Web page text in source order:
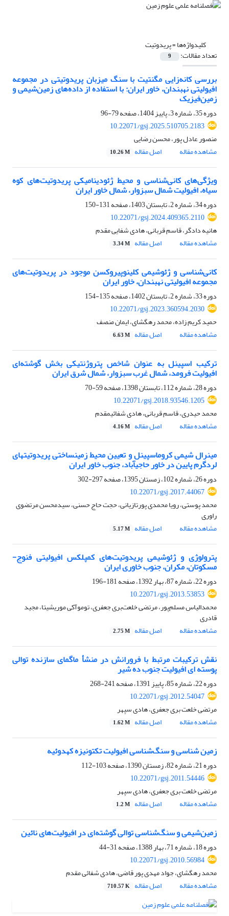
کلیدواژه‌ها =پریدوتیت
تعداد مقالات: 9
بررسی کانه‌زایی مگنتیت با سنگ میزبان پریدوتیتی در مجموعه
افیولیتی نهبندان، خاور ایران: با استفاده از داده‌های زمین‌شیمی و
زمین‌فیزیک
دوره 35، شماره 3، پاییز 1404، صفحه
79-96
10.22071/gsj.2025.510705.2183
منصور عادل پور، محسن رضایی
مشاهده مقاله
اصل مقاله 10.26 M
ویژگی‌های کانی‌شناسی و محیط ژئودینامیکی پریدوتیت‌های کوه
سیاه، افیولیت شمال سبزوار، شمال خاور ایران
دوره 34، شماره 2، تابستان 1403، صفحه
131-150
10.22071/gsj.2024.409365.2110
هانیه دادگر، قاسم قربانی، هادی شفایی مقدم
مشاهده مقاله
اصل مقاله 3.34 M
کانی‌شناسی و ژئوشیمی کلینوپیروکسن موجود در پریدوتیت‌های
مجموعه افیولیتی نهبندان، خاور ایران
دوره 33، شماره 2، تابستان 1402، صفحه
135-154
10.22071/gsj.2023.360594.2030
حمید کریم زاده، محمد رهگشای، ایمان منصف
مشاهده مقاله
اصل مقاله 6.63 M
ترکیب اسپینل به عنوان شاخص پتروژنتیکی بخش گوشته‌ای
افیولیت فرومد، شمال غرب سبزوار، شمال‌ شرق ایران
دوره 28، شماره 112، تابستان 1398، صفحه
59-70
10.22071/gsj.2018.93546.1205
محمد حیدری، قاسم قربانی، هادی شفائی‎مقدم
مشاهده مقاله
اصل مقاله 4.16 M
مینرال شیمی کروم‎اسپینل و تعیین محیط زمین‎ساختی پریدوتیت‎های
لرد‎گرم پایین در خاور حاجی‎آباد، جنوب خاور ایران
دوره 26، شماره 102، زمستان 1395، صفحه
297-302
10.22071/gsj.2017.44067
محمد پوستی، رویا محمدی پورتازیانی، حجت حاج حسنی، سیدمحسن مرتضوی
راوری
مشاهده مقاله
اصل مقاله 5.17 M
پترولوژی و ژئوشیمی پریدوتیت‌های کمپلکس افیولیتی فنوج-
مسکوتان، مکران، جنوب ‌خاوری ایران
دوره 22، شماره 87، بهار 1392، صفحه
181-196
10.22071/gsj.2013.53853
محمدالیاس مسلم‌پور، مرتضی خلعت‌بری جعفری، توموآکی موریشیتا، مجید
قادری
مشاهده مقاله
اصل مقاله 2.75 M
نقش ترکیبات مرتبط با فرورانش در منشأ ماگمای سازنده توالی
پوسته ای افیولیت جنوب ده شیر
دوره 22، شماره 85، پاییز 1391، صفحه
241-268
10.22071/gsj.2012.54047
مرتضی خلعت بری جعفری، هادی سپهر
مشاهده مقاله
اصل مقاله 1.62 M
زمین شناسی و سنگ‌شناسی افیولیت تکتونیزه کهدوئیه
دوره 21، شماره 82، زمستان 1390، صفحه
103-112
10.22071/gsj.2011.54446
مرتضی خلعت بری جعفری، هادی سپهر
مشاهده مقاله
اصل مقاله 1.2 M
زمین‌شیمی و سنگ‌شناسی توالی گوشته‌ای در افیولیت‌های نائین
دوره 18، شماره 71، بهار 1388، صفحه
31-44
10.22071/gsj.2010.56984
محمد رهگشای، جواد مهدی پور قاضی، هادی شفائی مقدم
مشاهده مقاله
اصل مقاله 710.57 K